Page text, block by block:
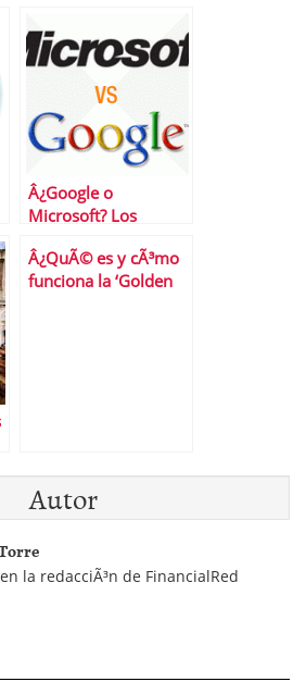
Openbank, Uno-e y
TuBancaja
Â¿Google o
Microsoft? Los
Google
Â¿QuÃ© es y cÃ³mo
funciona la ‘Golden
Autor
la redacciÃ³n de FinancialRed